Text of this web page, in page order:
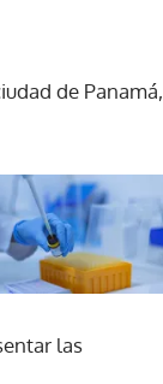
de Panamá,
las